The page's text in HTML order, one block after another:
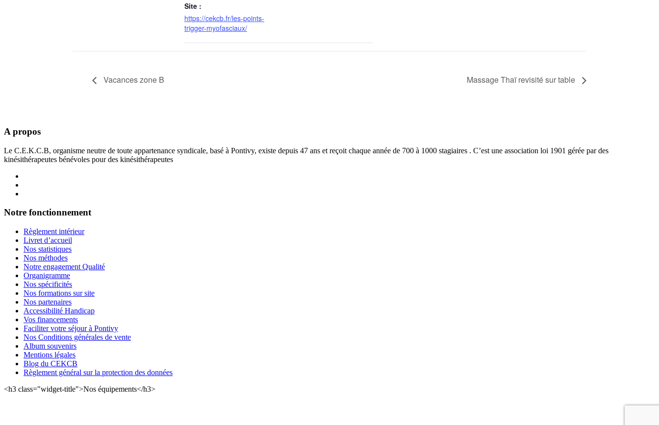
Site :
https://cekcb.fr/les-points-
trigger-myofasciaux/
Vacances zone B Massage Thaï revisité sur table
A propos
Le C.E.K.C.B, organisme neutre de toute appartenance syndicale, basé à Pontivy, existe depuis 47 ans et reçoit chaque année de 700 à 1000 stagiaires . C’est une association loi 1901 gérée par des
kinésithérapeutes bénévoles pour des kinésithérapeutes
Notre fonctionnement
Règlement intérieur
Livret d’accueil
Nos statistiques
Nos méthodes
Notre engagement Qualité
Organigramme
Nos spécificités
Nos formations sur site
Nos partenaires
Accessibilité Handicap
Vos financements
Faciliter votre séjour à Pontivy
Nos Conditions générales de vente
Album souvenirs
Mentions légales
Blog du CEKCB
Règlement général sur la protection des données
<h3 class="widget-title">Nos équipements</h3>